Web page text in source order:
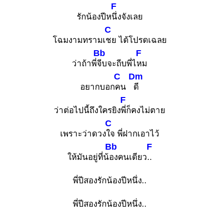
รักน้องปีห
F
นึ่งจังเลย
โฉมงามทรามเ
C
ชย ได้โปรดเฉลย
ว่าถ้าพี่
Bb
จีบจะถีบพี่ไ
F
หม
อยากบอก
C
คน
Dm
ดี
ว่าต่อไปนี้ถึงใครยิง
F
พี่ก็คงไม่ตาย
เพราะว่าดวง
C
ใจ พี่ฝากเอาไว้
ให้มันอยู่ที่น้
Bb
องคนเดียว
F
..
พี่ปีสองรักน้องปีหนึ่ง..
พี่ปีสองรักน้องปีหนึ่ง..